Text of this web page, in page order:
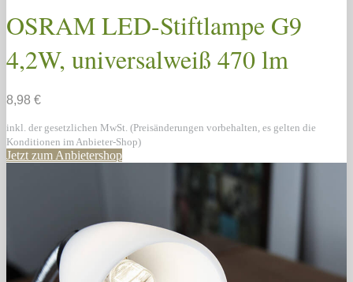
OSRAM LED-Stiftlampe G9
4,2W, universalweiß 470 lm
8,98 €
inkl. der gesetzlichen MwSt. (Preisänderungen vorbehalten, es gelten die
Konditionen im Anbieter-Shop)
Jetzt zum Anbietershop